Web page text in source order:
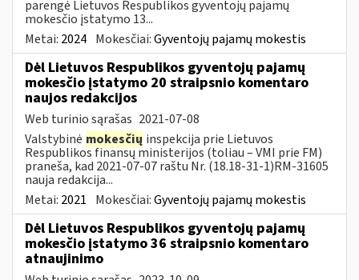
parengė Lietuvos Respublikos gyventojų pajamų
mokesčio įstatymo 13...
Metai: 2024 Mokesčiai:Gyventojų pajamų mokestis
Dėl Lietuvos Respublikos gyventojų pajamų
mokesčio įstatymo 20 straipsnio komentaro
naujos redakcijos
Web turinio sąrašas 2021-07-08
Valstybinė mokesčių inspekcija prie Lietuvos
Respublikos finansų ministerijos (toliau – VMI prie FM)
praneša, kad 2021-07-07 raštu Nr. (18.18-31-1)RM-31605
nauja redakcija...
Metai: 2021 Mokesčiai:Gyventojų pajamų mokestis
Dėl Lietuvos Respublikos gyventojų pajamų
mokesčio įstatymo 36 straipsnio komentaro
atnaujinimo